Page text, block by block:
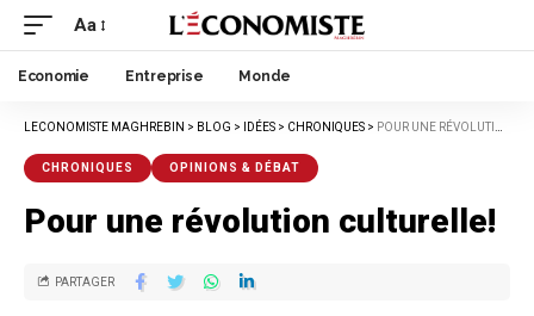
Aa
Economie Entreprise Monde
LECONOMISTE MAGHREBIN > BLOG > IDÉES > CHRONIQUES > POUR UNE RÉVOLUTION CULTURELLE!
CHRONIQUES OPINIONS & DÉBAT
Pour une révolution culturelle!
PARTAGER